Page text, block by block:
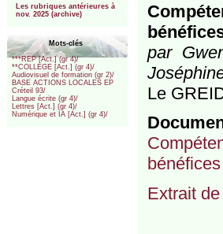
Les rubriques antérieures à
nov. 2025 (archive)
Mots-clés
***REP [Act.] (gr 4)/
**COLLEGE [Act.] (gr 4)/
Audiovisuel de formation (gr 2)/
BASE ACTIONS LOCALES EP
Créteil 93/
Langue écrite (gr 4)/
Lettres [Act.] (gr 4)/
Numérique et IA [Act.] (gr 4)/
par
Le
Extrait de